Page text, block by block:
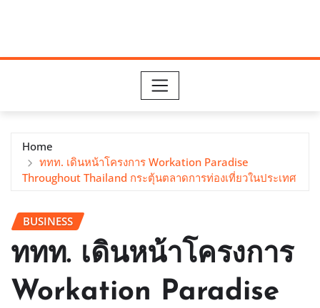
Home
ททท. เดินหน้าโครงการ Workation Paradise
Throughout Thailand กระตุ้นตลาดการท่องเที่ยวในประเทศ
BUSINESS
ททท. เดินหน้าโครงการ
Workation Paradise